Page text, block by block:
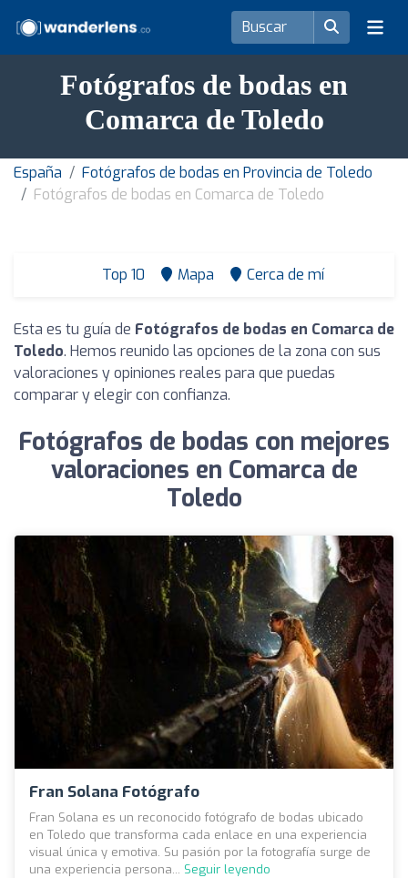
Fotógrafos de bodas en
Comarca de Toledo
España
Fotógrafos de bodas en Provincia de Toledo
Fotógrafos de bodas en Comarca de Toledo
Top 10 Mapa Cerca de mí
Esta es tu guía de Fotógrafos de bodas en Comarca de
Toledo. Hemos reunido las opciones de la zona con sus
valoraciones y opiniones reales para que puedas
comparar y elegir con confianza.
Fotógrafos de bodas con mejores
valoraciones en Comarca de
Toledo
Fran Solana Fotógrafo
Fran Solana es un reconocido fotógrafo de bodas ubicado
en Toledo que transforma cada enlace en una experiencia
visual única y emotiva. Su pasión por la fotografía surge de
una experiencia persona... Seguir leyendo